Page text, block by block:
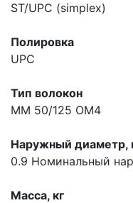
ST/UPC (simplex)
Полировка
UPC
Тип волокон
MM 50/125 OM4
Наружный диаметр,
0.9 Номинальный
Масса, кг